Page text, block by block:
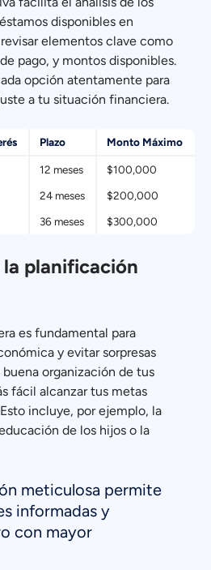
disponibles en
elementos clave como
pago, y montos disponibles.
opción atentamente para
a tu situación financiera.
Plazo Monto Máximo
12 meses
$100,000
24 meses
$200,000
36 meses $300,000
planificación
es fundamental para
y evitar sorpresas
buena organización de tus
fácil alcanzar tus metas
incluye, por ejemplo, la
de los hijos o la
meticulosa permite
informadas y
con mayor